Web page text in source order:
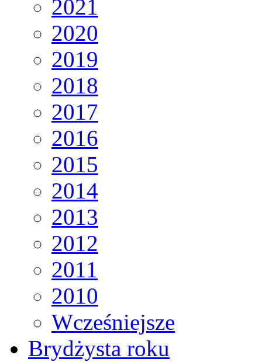
2021
2020
2019
2018
2017
2016
2015
2014
2013
2012
2011
2010
Wcześniejsze
Brydżysta roku